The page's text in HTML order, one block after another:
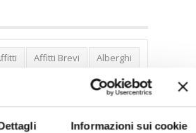
Informazioni sui cookie
Affitti Brevi
Alberghi
Banca Woolwich
Cambioabitazione